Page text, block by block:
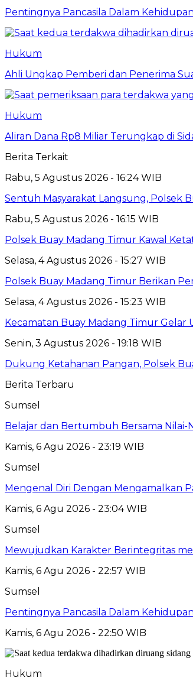
Pentingnya Pancasila Dalam
Hukum
Ahli Ungkap Pemberi dan Penerima
Hukum
Aliran Dana Rp8 Miliar Terungkap di
Berita Terkait
Rabu, 5 Agustus 2026 - 16:24 WIB
Sentuh Masyarakat Langsung, Polsek
Rabu, 5 Agustus 2026 - 16:15 WIB
Polsek Buay Madang Timur Kawal
Selasa, 4 Agustus 2026 - 15:27 WIB
Polsek Buay Madang Timur Berikan
Selasa, 4 Agustus 2026 - 15:23 WIB
Kecamatan Buay Madang Timur Gelar
Senin, 3 Agustus 2026 - 19:18 WIB
Dukung Ketahanan Pangan, Polsek
Berita Terbaru
Sumsel
Belajar dan Bertumbuh Bersama Nilai-
Kamis, 6 Agu 2026 - 23:19 WIB
Sumsel
Mengenal Diri Dengan Mengamalkan
Kamis, 6 Agu 2026 - 23:04 WIB
Sumsel
Mewujudkan Karakter Berintegritas
Kamis, 6 Agu 2026 - 22:57 WIB
Sumsel
Pentingnya Pancasila Dalam
Kamis, 6 Agu 2026 - 22:50 WIB
Hukum